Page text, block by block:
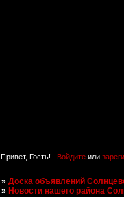
Привет, Гость! Войдитеили
»Доска объявлений
»Новости нашего района